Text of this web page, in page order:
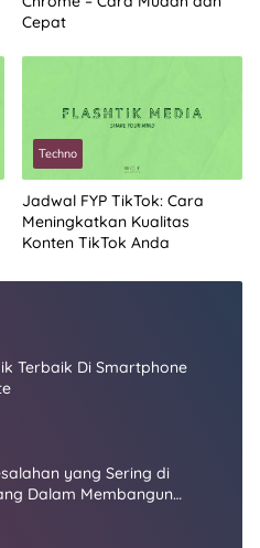
Cepat
Techno
Jadwal FYP TikTok: Cara
Meningkatkan Kualitas
Konten TikTok Anda
Terbaik Di Smartphone
yang Sering di
Dalam Membangun